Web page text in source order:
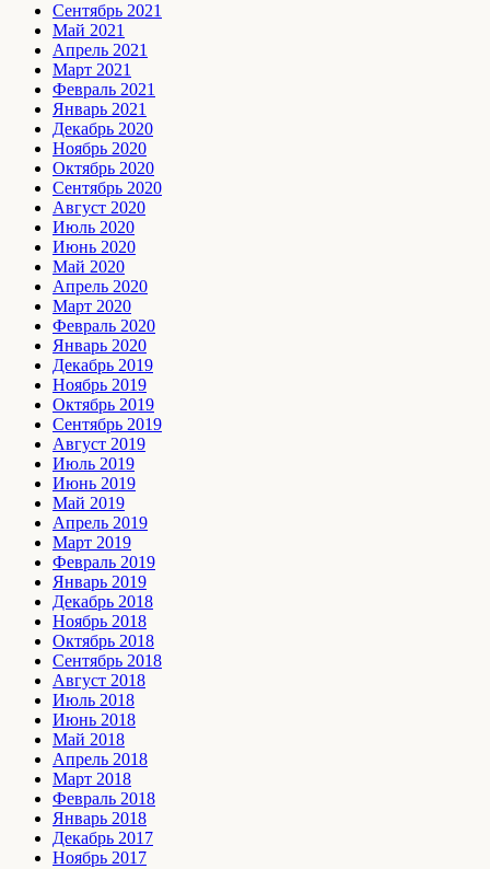
Сентябрь 2021
Май 2021
Апрель 2021
Март 2021
Февраль 2021
Январь 2021
Декабрь 2020
Ноябрь 2020
Октябрь 2020
Сентябрь 2020
Август 2020
Июль 2020
Июнь 2020
Май 2020
Апрель 2020
Март 2020
Февраль 2020
Январь 2020
Декабрь 2019
Ноябрь 2019
Октябрь 2019
Сентябрь 2019
Август 2019
Июль 2019
Июнь 2019
Май 2019
Апрель 2019
Март 2019
Февраль 2019
Январь 2019
Декабрь 2018
Ноябрь 2018
Октябрь 2018
Сентябрь 2018
Август 2018
Июль 2018
Июнь 2018
Май 2018
Апрель 2018
Март 2018
Февраль 2018
Январь 2018
Декабрь 2017
Ноябрь 2017